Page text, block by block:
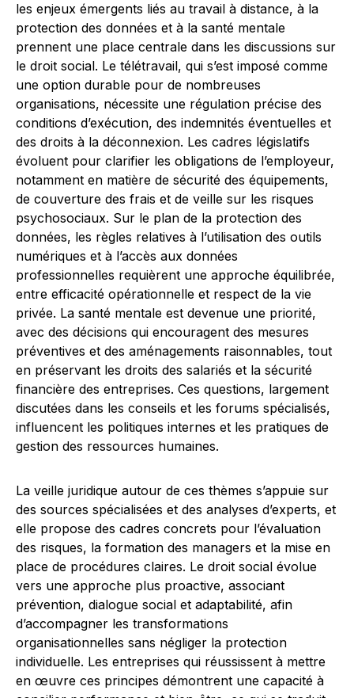
les enjeux émergents liés au travail à distance, à la
protection des données et à la santé mentale
prennent une place centrale dans les discussions sur
le droit social. Le télétravail, qui s’est imposé comme
une option durable pour de nombreuses
organisations, nécessite une régulation précise des
conditions d’exécution, des indemnités éventuelles et
des droits à la déconnexion. Les cadres législatifs
évoluent pour clarifier les obligations de l’employeur,
notamment en matière de sécurité des équipements,
de couverture des frais et de veille sur les risques
psychosociaux. Sur le plan de la protection des
données, les règles relatives à l’utilisation des outils
numériques et à l’accès aux données
professionnelles requièrent une approche équilibrée,
entre efficacité opérationnelle et respect de la vie
privée. La santé mentale est devenue une priorité,
avec des décisions qui encouragent des mesures
préventives et des aménagements raisonnables, tout
en préservant les droits des salariés et la sécurité
financière des entreprises. Ces questions, largement
discutées dans les conseils et les forums spécialisés,
influencent les politiques internes et les pratiques de
gestion des ressources humaines.
La veille juridique autour de ces thèmes s’appuie sur
des sources spécialisées et des analyses d’experts, et
elle propose des cadres concrets pour l’évaluation
des risques, la formation des managers et la mise en
place de procédures claires. Le droit social évolue
vers une approche plus proactive, associant
prévention, dialogue social et adaptabilité, afin
d’accompagner les transformations
organisationnelles sans négliger la protection
individuelle. Les entreprises qui réussissent à mettre
en œuvre ces principes démontrent une capacité à